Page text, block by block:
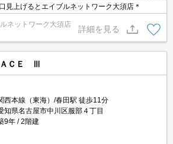
見上げるとエイブルネットワーク大須店＊
ネットワーク大須店
詳細を見る
ＡＣＥ Ⅲ
西本線（東海）/春田駅 徒歩11分
知県名古屋市中川区服部４丁目
9年
2階建